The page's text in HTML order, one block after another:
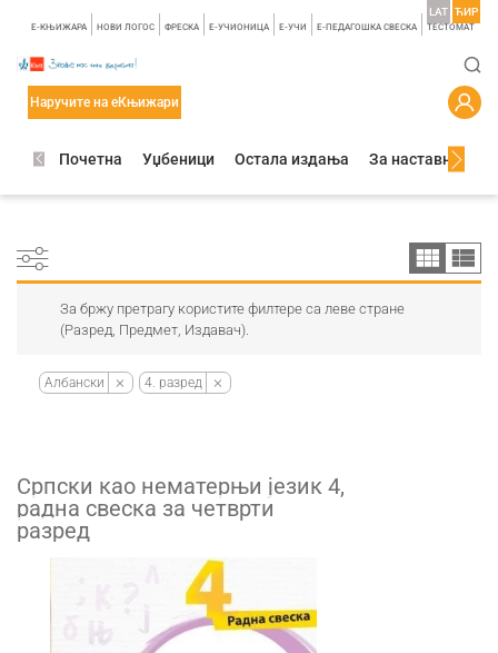
E-КЊИЖАРА НОВИ ЛОГОС ФРЕСКА E-УЧИОНИЦА E-УЧИ Е-ПЕДАГОШКА СВЕСКА TЕСТОМАТ
LAT ЋИР
Наручите на еКњижари
Почетна Уџбеници Остала издања За наставнике
За бржу претрагу користите филтере са леве стране
(Разред, Предмет, Издавач).
Албански 4. разред
Српски као нематерњи језик 4,
радна свеска за четврти
разред